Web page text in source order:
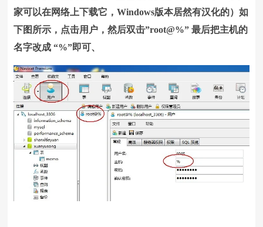
家可以在网络上下载它，Windows版本居然有汉化的）如
下图所示，点击用户，然后双击”root@%” 最后把主机的
名字改成 “%”即可、